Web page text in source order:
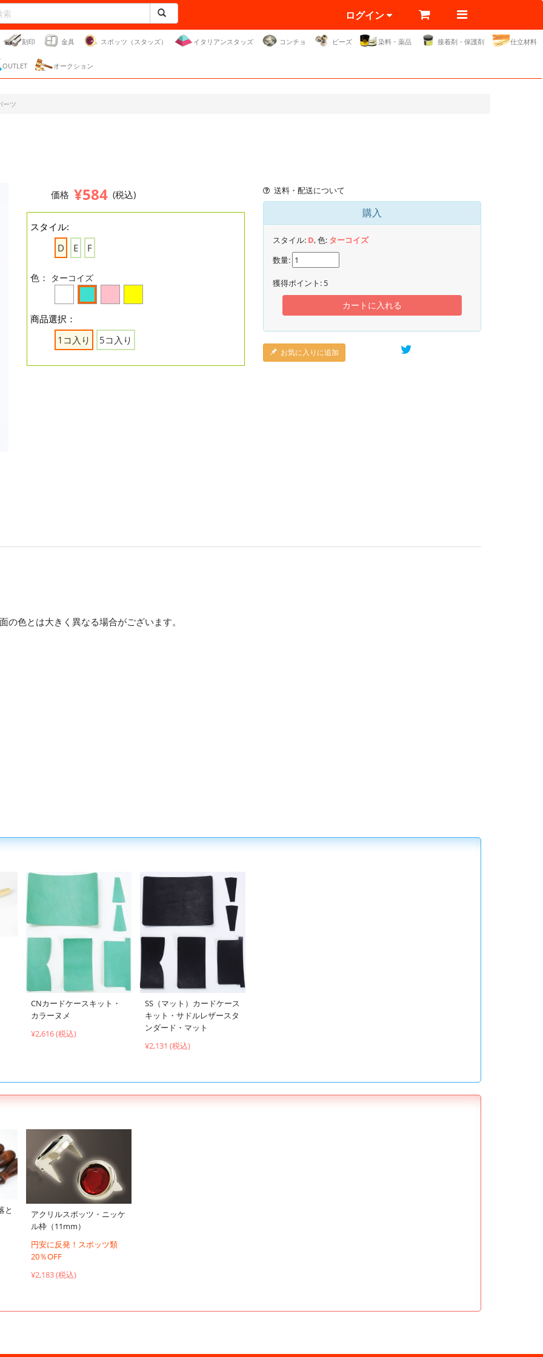
ログイン
刻印 金具 スポッツ（スタッズ） イタリアンスタッズ コンチョ ビーズ 染料・薬品 接着剤・保護剤 仕立材料
OUTLET オークション
ーツ
価格 ¥584 (税込)
スタイル:
D
E F
色： ターコイズ
商品選択：
1コ入り
5コ入り
送料・配送について
購入
スタイル: D, 色: ターコイズ
数量:
獲得ポイント: 5
カートに入れる
お気に入りに追加
色とは大きく異なる場合がございます。
CNカードケースキット・
カラーヌメ
¥2,616 (税込)
SS（マット）カードケース
キット・サドルレザースタ
ンダード・マット
¥2,131 (税込)
と
アクリルスポッツ・ニッケ
ル枠（11mm）
円安に反発！スポッツ類
20％OFF
¥2,183 (税込)